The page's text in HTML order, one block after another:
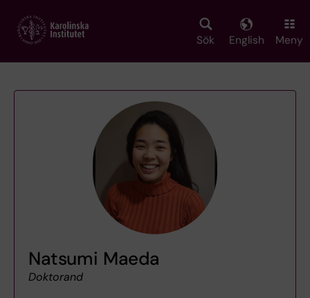
main
Sök English Meny
Natsumi Maeda
Doktorand